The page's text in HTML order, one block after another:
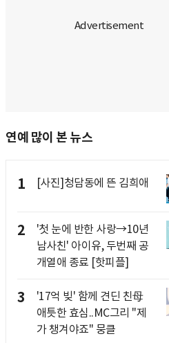
연예 많이 본 뉴스
1 [사진]청담동에 뜬 김희애
2
'첫 눈에 반한 사랑→10년
남사친' 아이유, 두번째 공
개열애 종료 [핫피플]
3
'17억 빚' 함께 견딘 친母
애틋한 효심..MC그리 "제
가 챙겨야죠" 뭉클